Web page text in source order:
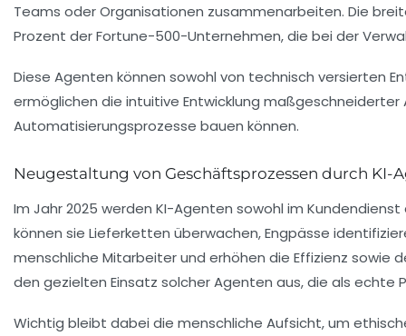
Teams oder Organisationen zusammenarbeiten. Die
Prozent der Fortune-500-Unternehmen, die bei der
Diese Agenten können sowohl von technisch versierten
ermöglichen die intuitive Entwicklung maßgeschneiderter
Automatisierungsprozesse bauen können.
Neugestaltung von Geschäftsprozessen durch KI-
Im Jahr 2025 werden KI-Agenten sowohl im
können sie Lieferketten überwachen, Engpässe
menschliche Mitarbeiter und erhöhen die Effizienz sowie
den gezielten Einsatz solcher Agenten aus, die als
Wichtig bleibt dabei die menschliche Aufsicht, um